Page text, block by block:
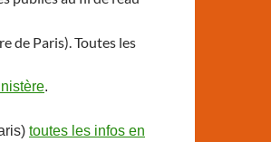
de Paris). Toutes les
.
toutes les infos en